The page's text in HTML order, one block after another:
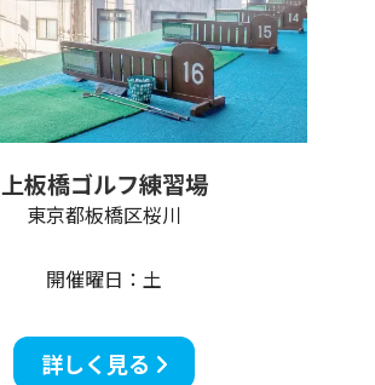
上板橋ゴルフ練習場
東京都板橋区桜川
開催曜日：土
詳しく見る